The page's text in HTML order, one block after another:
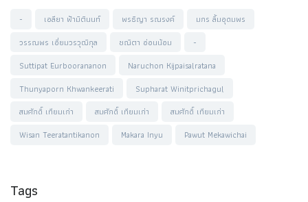
- เอลียา ฟ้ามิตินนท์ พรธิญา รณรงค์
มกร ลิ้มอุดมพร
วรรณพร เอี่ยมวรวุฒิกุล
ชณิตา อ่อนน้อม
-
Suttipat Eurboorananon
Naruchon Kijpaisalratana
Thunyaporn Khwankeerati
Supharat Winitprichagul
สมศักดิ์ เทียมเก่า
สมศักดิ์ เทียมเก่า
สมศักดิ์ เทียมเก่า
Wisan Teeratantikanon
Makara Inyu Pawut Mekawichai
Tags